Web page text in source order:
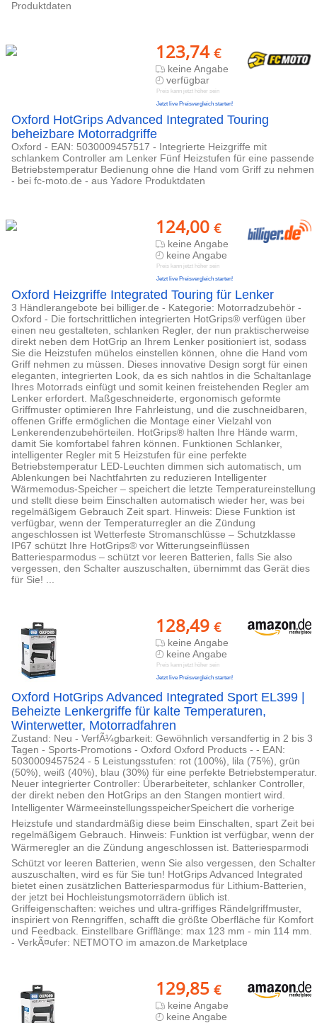
Produktdaten
123,74 €
keine Angabe
verfügbar
Preis kann jetzt höher sein
Jetzt live Preisvergleich starten!
Oxford HotGrips Advanced Integrated Touring
beheizbare Motorradgriffe
Oxford - EAN: 5030009457517 - Integrierte Heizgriffe mit
schlankem Controller am Lenker Fünf Heizstufen für eine passende
Betriebstemperatur Bedienung ohne die Hand vom Griff zu nehmen
- bei fc-moto.de - aus Yadore Produktdaten
124,00 €
keine Angabe
keine Angabe
Preis kann jetzt höher sein
Jetzt live Preisvergleich starten!
Oxford Heizgriffe Integrated Touring für Lenker
3 Händlerangebote bei billiger.de - Kategorie: Motorradzubehör -
Oxford - Die fortschrittlichen integrierten HotGrips® verfügen über
einen neu gestalteten, schlanken Regler, der nun praktischerweise
direkt neben dem HotGrip an Ihrem Lenker positioniert ist, sodass
Sie die Heizstufen mühelos einstellen können, ohne die Hand vom
Griff nehmen zu müssen. Dieses innovative Design sorgt für einen
eleganten, integrierten Look, da es sich nahtlos in die Schaltanlage
Ihres Motorrads einfügt und somit keinen freistehenden Regler am
Lenker erfordert. Maßgeschneiderte, ergonomisch geformte
Griffmuster optimieren Ihre Fahrleistung, und die zuschneidbaren,
offenen Griffe ermöglichen die Montage einer Vielzahl von
Lenkerendenzubehörteilen. HotGrips® halten Ihre Hände warm,
damit Sie komfortabel fahren können. Funktionen Schlanker,
intelligenter Regler mit 5 Heizstufen für eine perfekte
Betriebstemperatur LED-Leuchten dimmen sich automatisch, um
Ablenkungen bei Nachtfahrten zu reduzieren Intelligenter
Wärmemodus-Speicher – speichert die letzte Temperatureinstellung
und stellt diese beim Einschalten automatisch wieder her, was bei
regelmäßigem Gebrauch Zeit spart. Hinweis: Diese Funktion ist
verfügbar, wenn der Temperaturregler an die Zündung
angeschlossen ist Wetterfeste Stromanschlüsse – Schutzklasse
IP67 schützt Ihre HotGrips® vor Witterungseinflüssen
Batteriesparmodus – schützt vor leeren Batterien, falls Sie also
vergessen, den Schalter auszuschalten, übernimmt das Gerät dies
für Sie! ...
128,49 €
keine Angabe
keine Angabe
Preis kann jetzt höher sein
Jetzt live Preisvergleich starten!
Oxford HotGrips Advanced Integrated Sport EL399 |
Beheizte Lenkergriffe für kalte Temperaturen,
Winterwetter, Motorradfahren
Zustand: Neu - VerfÃ¼gbarkeit: Gewöhnlich versandfertig in 2 bis 3
Tagen - Sports-Promotions - Oxford Oxford Products - - EAN:
5030009457524 - 5 Leistungsstufen: rot (100%), lila (75%), grün
(50%), weiß (40%), blau (30%) für eine perfekte Betriebstemperatur.
Neuer integrierter Controller: Überarbeiteter, schlanker Controller,
der direkt neben den HotGrips an den Stangen montiert wird.
Intelligenter WärmeeinstellungsspeicherSpeichert die vorherige
Heizstufe und standardmäßig diese beim Einschalten, spart Zeit bei
regelmäßigem Gebrauch. Hinweis: Funktion ist verfügbar, wenn der
Wärmeregler an die Zündung angeschlossen ist. Batteriesparmodi
Schützt vor leeren Batterien, wenn Sie also vergessen, den Schalter
auszuschalten, wird es für Sie tun! HotGrips Advanced Integrated
bietet einen zusätzlichen Batteriesparmodus für Lithium-Batterien,
der jetzt bei Hochleistungsmotorrädern üblich ist.
Griffeigenschaften: weiches und ultra-griffiges Rändelgriffmuster,
inspiriert von Renngriffen, schafft die größte Oberfläche für Komfort
und Feedback. Einstellbare Grifflänge: max 123 mm - min 114 mm.
- VerkÃ¤ufer: NETMOTO im amazon.de Marketplace
129,85 €
keine Angabe
keine Angabe